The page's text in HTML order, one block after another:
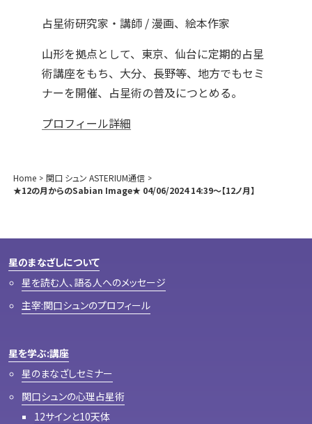
占星術研究家・講師 / 漫画、絵本作家
山形を拠点として、東京、仙台に定期的占星
術講座をもち、大分、長野等、地方でもセミ
ナーを開催、占星術の普及につとめる。
プロフィール詳細
Home
関口 シュン ASTERIUM通信
★12の月からのSabian Image★ 04/06/2024 14:39～【12ノ月】
星のまなざしについて
星を読む人、語る人へのメッセージ
主宰:関口シュンのプロフィール
星を学ぶ:講座
星のまなざしセミナー
関口シュンの心理占星術
12サインと10天体